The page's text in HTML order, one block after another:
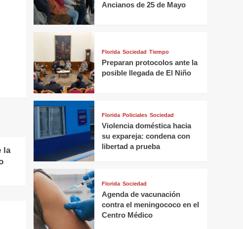
la
Ancianos de 25 de Mayo
Florida Sociedad Tiempo
Preparan protocolos ante la
posible llegada de El Niño
Florida Policiales Sociedad
Violencia doméstica hacia
su expareja: condena con
libertad a prueba
Florida Sociedad
Agenda de vacunación
contra el meningococo en el
Centro Médico